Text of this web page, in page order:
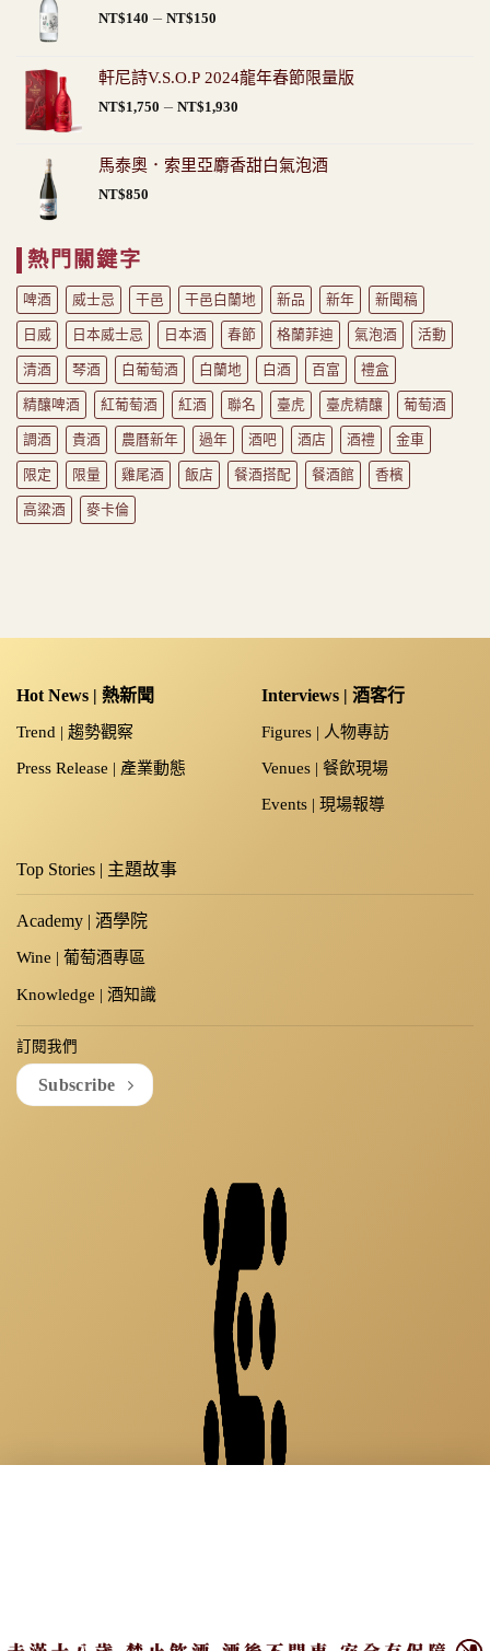
NT$140 – NT$150
圍：
NT$140
NT$150
軒尼詩V.S.O.P 2024龍年春節限量版
NT$1,750 – NT$1,930
圍：
馬泰奧．索里亞麝香甜白氣泡酒
NT$850
熱門關鍵字
啤酒 威士忌 干邑 干邑白蘭地 新品 新年 新聞稿
日威 日本威士忌 日本酒 春節 格蘭菲迪 氣泡酒 活動
清酒 琴酒 白葡萄酒 白蘭地 白酒 百富 禮盒
精釀啤酒 紅葡萄酒 紅酒 聯名 臺虎 臺虎精釀 葡萄酒
調酒 貴酒 農曆新年 過年 酒吧 酒店 酒禮 金車
限定 限量 雞尾酒 飯店 餐酒搭配 餐酒館 香檳
高粱酒 麥卡倫
Hot News | 熱新聞
Trend | 趨勢觀察
Press Release | 產業動態
Interviews | 酒客行
Figures | 人物專訪
Venues | 餐飲現場
Events | 現場報導
Top Stories | 主題故事
Academy | 酒學院
Wine | 葡萄酒專區
Knowledge | 酒知識
訂閱我們
Subscribe